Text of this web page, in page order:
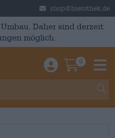
shop@bierothek.de
Daher sind derzeit
möglich.
Einloggen /
0